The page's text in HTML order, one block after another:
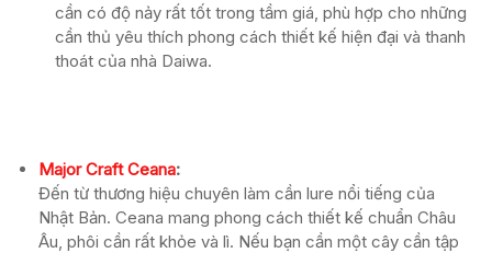
cần có độ nảy rất tốt trong tầm giá, phù hợp cho những
cần thủ yêu thích phong cách thiết kế hiện đại và thanh
thoát của nhà Daiwa.
Major Craft Ceana:
Đến từ thương hiệu chuyên làm cần lure nổi tiếng của
Nhật Bản. Ceana mang phong cách thiết kế chuẩn Châu
Âu, phôi cần rất khỏe và lì. Nếu bạn cần một cây cần tập